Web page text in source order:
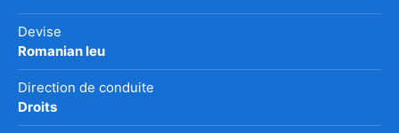
Devise
Romanian leu
Direction de conduite
Droits